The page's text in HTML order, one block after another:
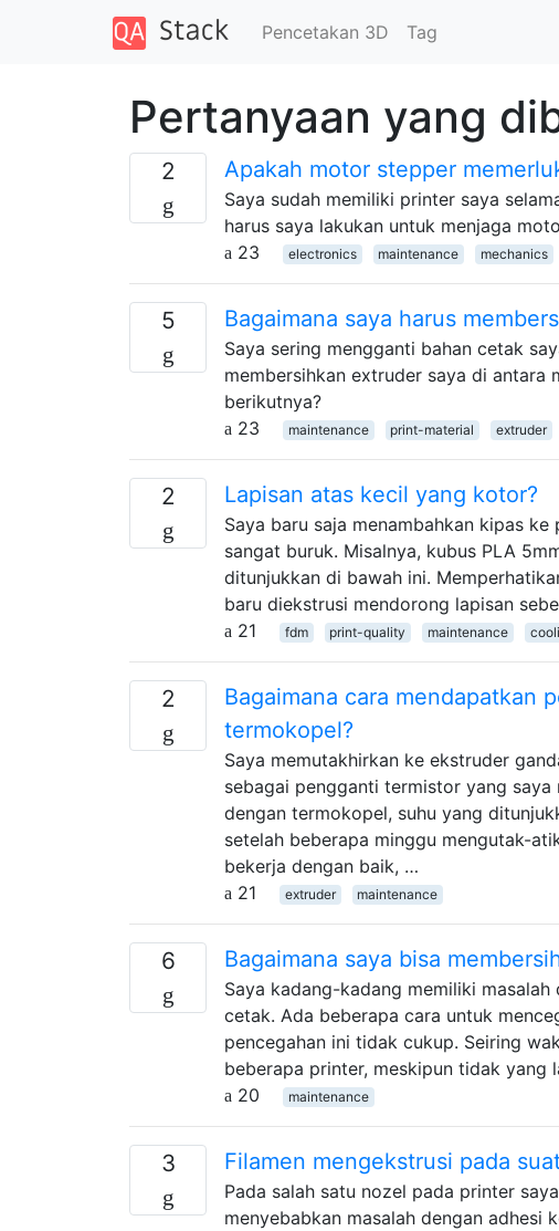
Pencetakan 3D Tag
Pertanyaan yang
2 Apakah motor stepper
Saya sudah memiliki printer saya
harus saya lakukan untuk menjaga
23
electronics maintenance mechanics
5 Bagaimana saya harus
Saya sering mengganti bahan cetak
membersihkan extruder saya di antara
berikutnya?
23
maintenance print-material extruder
2 Lapisan atas kecil yang kotor?
Saya baru saja menambahkan kipas
sangat buruk. Misalnya, kubus PLA
ditunjukkan di bawah ini.
baru diekstrusi mendorong lapisan
21
fdm print-quality maintenance
2
Bagaimana cara mendapatkan
termokopel?
Saya memutakhirkan ke ekstruder
sebagai pengganti termistor yang
dengan termokopel, suhu yang
setelah beberapa minggu mengutak-
bekerja dengan baik, …
21
extruder maintenance
6 Bagaimana saya bisa
Saya kadang-kadang memiliki
cetak. Ada beberapa cara untuk
pencegahan ini tidak cukup. Seiring
beberapa printer, meskipun tidak
20
maintenance
3 Filamen mengekstrusi pada
Pada salah satu nozel pada printer
menyebabkan masalah dengan adhesi